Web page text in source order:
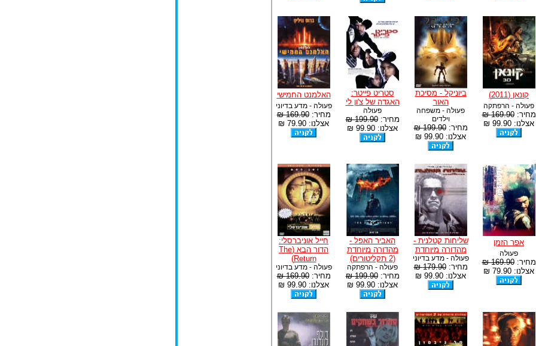
קונאן (2011)
פעולה - הרפתקה
מחיר:169.90 ₪
אצלנו: 99.90 ₪
ביוניקל - מסיכת
האור
פעולה - משפחה
וילדים
מחיר:199.90 ₪
אצלנו: 99.90 ₪
סטריט פייטר:
האגדה של צ'ון לי
פעולה
מחיר:199.90 ₪
אצלנו: 99.90 ₪
האלמנט החמישי
פעולה - מדע בדיוני
מחיר:169.90 ₪
אצלנו: 79.90 ₪
אפר הזמן
פעולה
מחיר:169.90 ₪
אצלנו: 79.90 ₪
שליחות קטלנית -
מהדורה מיוחדת
פעולה - מדע בדיוני
מחיר:179.90 ₪
אצלנו: 99.90 ₪
האביר האפל -
מהדורה מיוחדת
(2 תקליטורים)
פעולה - הרפתקה
מחיר:199.90 ₪
אצלנו: 99.90 ₪
חייל אוניברסלי:
הדור הבא (The
Return)
פעולה - מדע בדיוני
מחיר:169.90 ₪
אצלנו: 99.90 ₪